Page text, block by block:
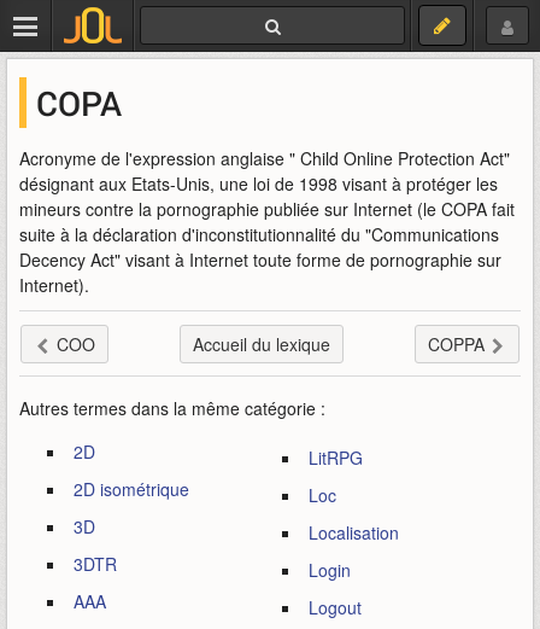
COPA
Acronyme de l'expression anglaise " Child Online Protection Act"
désignant aux Etats-Unis, une loi de 1998 visant à protéger les
mineurs contre la pornographie publiée sur Internet (le COPA fait
suite à la déclaration d'inconstitutionnalité du "Communications
Decency Act" visant à Internet toute forme de pornographie sur
Internet).
COO Accueil du lexique COPPA
Autres termes dans la même catégorie :
2D
2D isométrique
3D
3DTR
AAA
LitRPG
Loc
Localisation
Login
Logout